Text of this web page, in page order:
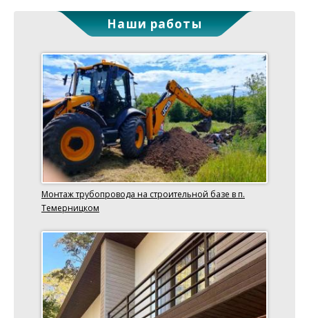
Наши работы
Монтаж трубопровода на строительной базе в п.
Темерницком